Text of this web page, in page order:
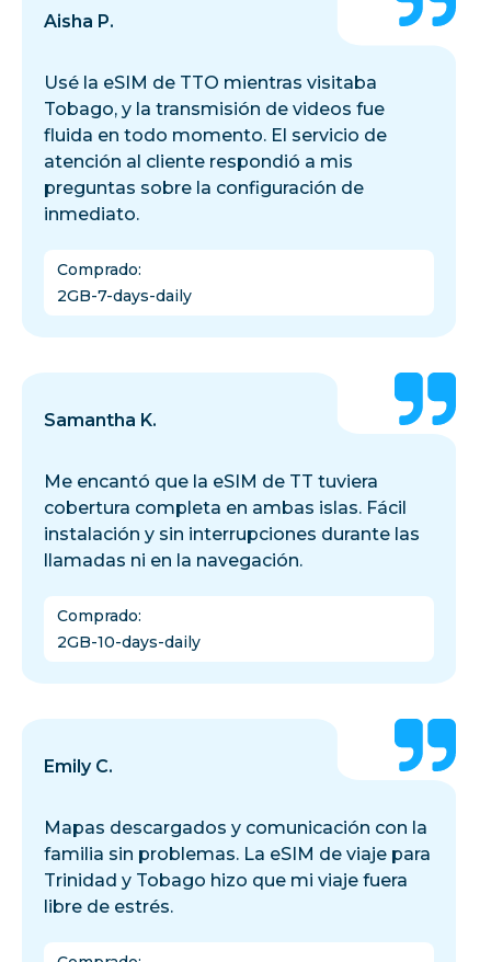
Aisha P.
Usé la eSIM de TTO mientras visitaba
Tobago, y la transmisión de videos fue
fluida en todo momento. El servicio de
atención al cliente respondió a mis
preguntas sobre la configuración de
inmediato.
Comprado:
2GB-7-days-daily
Samantha K.
Me encantó que la eSIM de TT tuviera
cobertura completa en ambas islas. Fácil
instalación y sin interrupciones durante las
llamadas ni en la navegación.
Comprado:
2GB-10-days-daily
Emily C.
Mapas descargados y comunicación con la
familia sin problemas. La eSIM de viaje para
Trinidad y Tobago hizo que mi viaje fuera
libre de estrés.